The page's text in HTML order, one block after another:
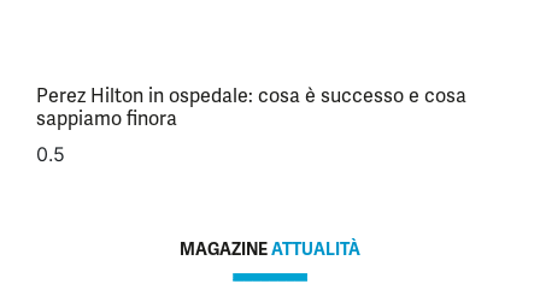
Perez Hilton in ospedale: cosa è successo e cosa
sappiamo finora
MAGAZINEATTUALITÀ